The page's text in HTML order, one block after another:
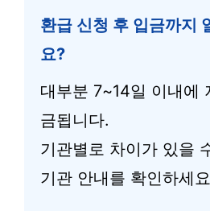
환급 신청 후 입금까지
요?
대부분 7~14일 이내에
금됩니다.
기관별로 차이가 있을
기관 안내를 확인하세